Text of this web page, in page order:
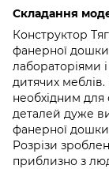
Складання
Конструктор
фанерної
лабораторіями
дитячих
необхідним для
деталей дуже
фанерної
Pозрізи
приблизно з